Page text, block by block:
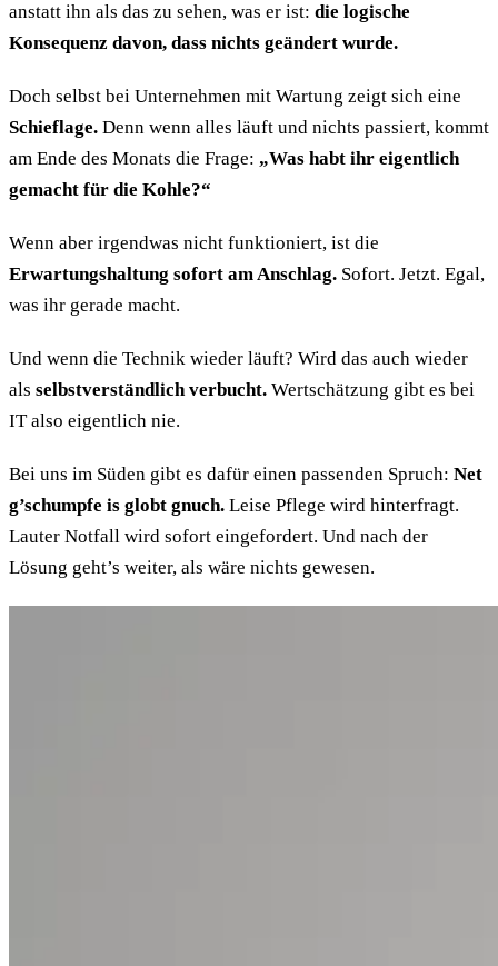
anstatt ihn als das zu sehen, was er ist: die logische
Konsequenz davon, dass nichts geändert wurde.
Doch selbst bei Unternehmen mit Wartung zeigt sich eine
Schieflage. Denn wenn alles läuft und nichts passiert, kommt
am Ende des Monats die Frage: „Was habt ihr eigentlich
gemacht für die Kohle?“
Wenn aber irgendwas nicht funktioniert, ist die
Erwartungshaltung sofort am Anschlag. Sofort. Jetzt. Egal,
was ihr gerade macht.
Und wenn die Technik wieder läuft? Wird das auch wieder
als selbstverständlich verbucht. Wertschätzung gibt es bei
IT also eigentlich nie.
Bei uns im Süden gibt es dafür einen passenden Spruch: Net
g’schumpfe is globt gnuch. Leise Pflege wird hinterfragt.
Lauter Notfall wird sofort eingefordert. Und nach der
Lösung geht’s weiter, als wäre nichts gewesen.